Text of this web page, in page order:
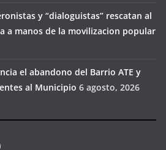
y “dialoguistas” rescatan al
a manos de la movilizacion popular
el abandono del Barrio ATE y
al Municipio 6 agosto, 2026